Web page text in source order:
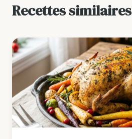
Recettes similaires